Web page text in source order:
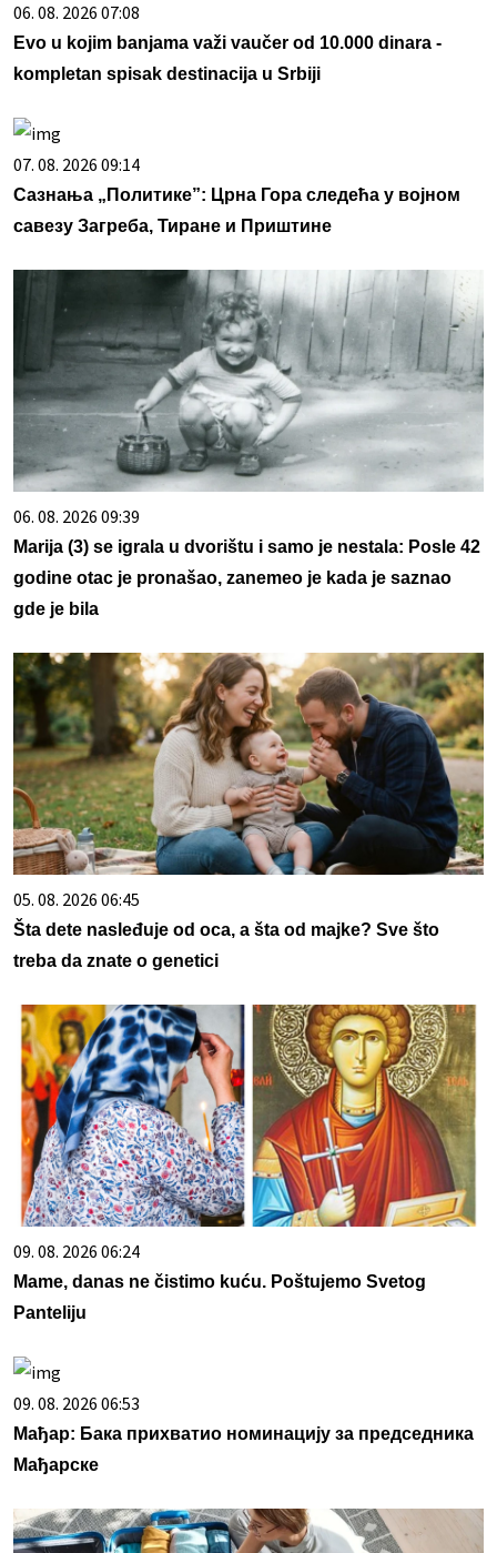
06. 08. 2026 07:08
Evo u kojim banjama važi vaučer od 10.000 dinara -
kompletan spisak destinacija u Srbiji
07. 08. 2026 09:14
Сазнања „Политике”: Црна Гора следећа у војном
савезу Загреба, Тиране и Приштине
06. 08. 2026 09:39
Marija (3) se igrala u dvorištu i samo je nestala: Posle 42
godine otac je pronašao, zanemeo je kada je saznao
gde je bila
05. 08. 2026 06:45
Šta dete nasleđuje od oca, a šta od majke? Sve što
treba da znate o genetici
09. 08. 2026 06:24
Mame, danas ne čistimo kuću. Poštujemo Svetog
Panteliju
09. 08. 2026 06:53
Мађар: Бака прихватио номинацију за председника
Мађарске